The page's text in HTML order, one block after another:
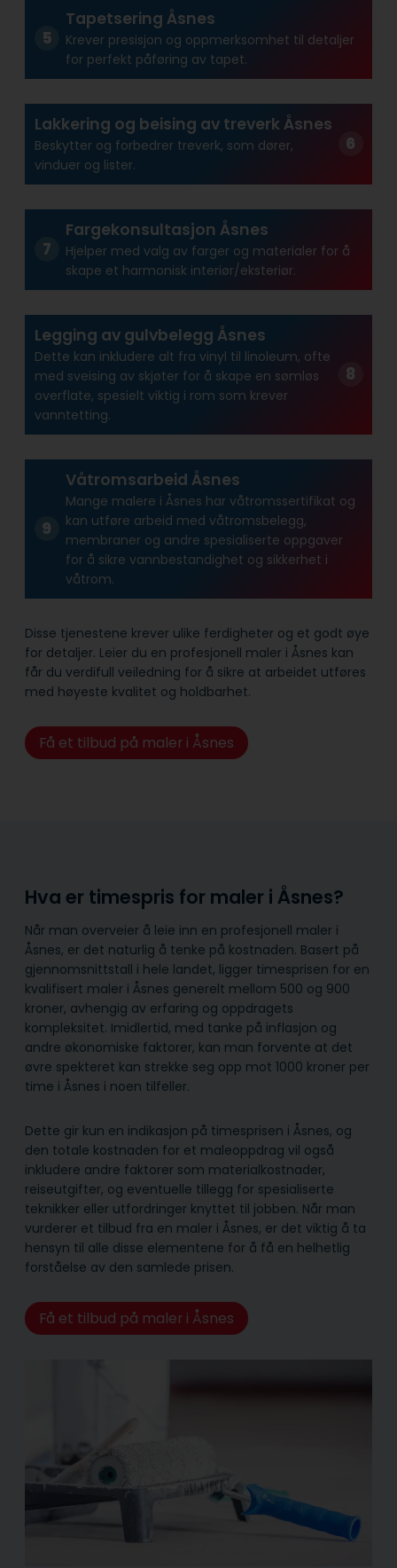
Tapetsering Åsnes
Krever presisjon og oppmerksomhet til detaljer
for perfekt påføring av tapet.
Lakkering og beising av treverk Åsnes
Beskytter og forbedrer treverk, som dører,
vinduer og lister.
Fargekonsultasjon Åsnes
Hjelper med valg av farger og materialer for å
skape et harmonisk interiør/eksteriør.
Legging av gulvbelegg Åsnes
Dette kan inkludere alt fra vinyl til linoleum, ofte
med sveising av skjøter for å skape en sømløs
overflate, spesielt viktig i rom som krever
vanntetting.
Våtromsarbeid Åsnes
Mange malere i Åsnes har våtroms­sertifikat og
kan utføre arbeid med våtroms­belegg,
membraner og andre spesialiserte oppgaver
for å sikre vann­bestandighet og sikkerhet i
våtrom.
Disse tjenestene krever ulike ferdigheter og et godt øye
for detaljer. Leier du en profesjonell maler i Åsnes kan
får du verdifull veiledning for å sikre at arbeidet utføres
med høyeste kvalitet og holdbarhet.
Få et tilbud på maler i Åsnes
Hva er timespris for maler i Åsnes?
Når man overveier å leie inn en profesjonell maler i
Åsnes, er det naturlig å tenke på kostnaden. Basert på
gjennomsnittstall i hele landet, ligger timesprisen for en
kvalifisert maler i Åsnes generelt mellom 500 og 900
kroner, avhengig av erfaring og oppdragets
kompleksitet. Imidlertid, med tanke på inflasjon og
andre økonomiske faktorer, kan man forvente at det
øvre spekteret kan strekke seg opp mot 1000 kroner per
time i Åsnes i noen tilfeller.
Dette gir kun en indikasjon på timesprisen i Åsnes, og
den totale kostnaden for et maleoppdrag vil også
inkludere andre faktorer som materialkostnader,
reiseutgifter, og eventuelle tillegg for spesialiserte
teknikker eller utfordringer knyttet til jobben. Når man
vurderer et tilbud fra en maler i Åsnes, er det viktig å ta
hensyn til alle disse elementene for å få en helhetlig
forståelse av den samlede prisen.
Få et tilbud på maler i Åsnes